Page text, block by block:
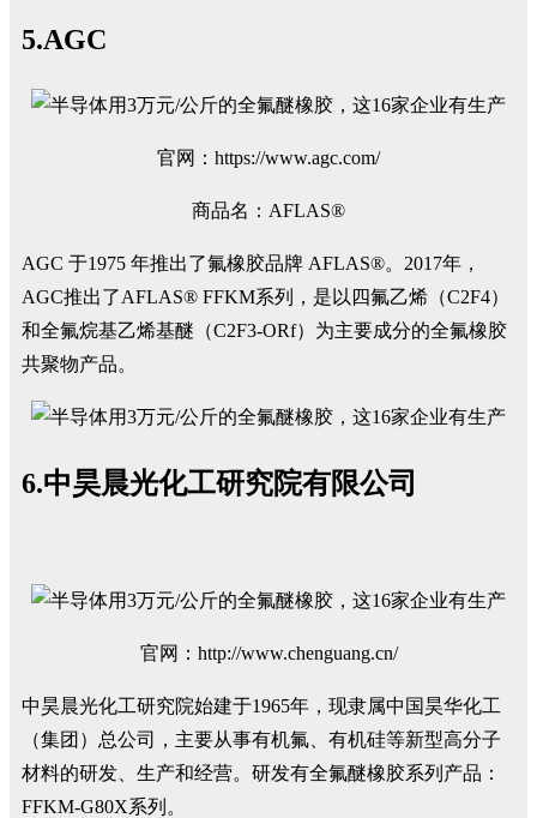
5.AGC
官网：https://www.agc.com/
商品名：AFLAS®
AGC 于1975 年推出了氟橡胶品牌 AFLAS®。2017年，
AGC推出了AFLAS® FFKM系列，是以四氟乙烯（C2F4）
和全氟烷基乙烯基醚（C2F3-ORf）为主要成分的全氟橡胶
共聚物产品。
6.中昊晨光化工研究院有限公司
官网：http://www.chenguang.cn/
中昊晨光化工研究院始建于1965年，现隶属中国昊华化工
（集团）总公司，主要从事有机氟、有机硅等新型高分子
材料的研发、生产和经营。研发有全氟醚橡胶系列产品：
FFKM-G80X系列。